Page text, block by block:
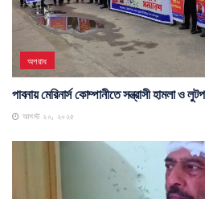
অপরাধ
পাবনায় মেরিনার্স কোম্পানীতে সন্ত্রাসী হামলা ও
আগস্ট ২০, ২০২৫